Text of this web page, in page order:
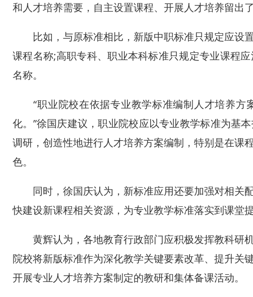
和人才培养需要，自主设置课程、开展人才培养留出了
比如，与原标准相比，新版中职标准只规定应设
课程名称;高职专科、职业本科标准只规定专业课程
名称。
“职业院校在依据专业教学标准编制人才培养方
化。”徐国庆建议，职业院校应以专业教学标准为基
调研，创造性地进行人才培养方案编制，特别是在课
色。
同时，徐国庆认为，新标准应用还要加强对相关
快建设新课程相关资源，为专业教学标准落实到课堂提
黄辉认为，各地教育行政部门应积极发挥教科研
院校将新版标准作为深化教学关键要素改革、提升关
开展专业人才培养方案制定的教研和集体备课活动。